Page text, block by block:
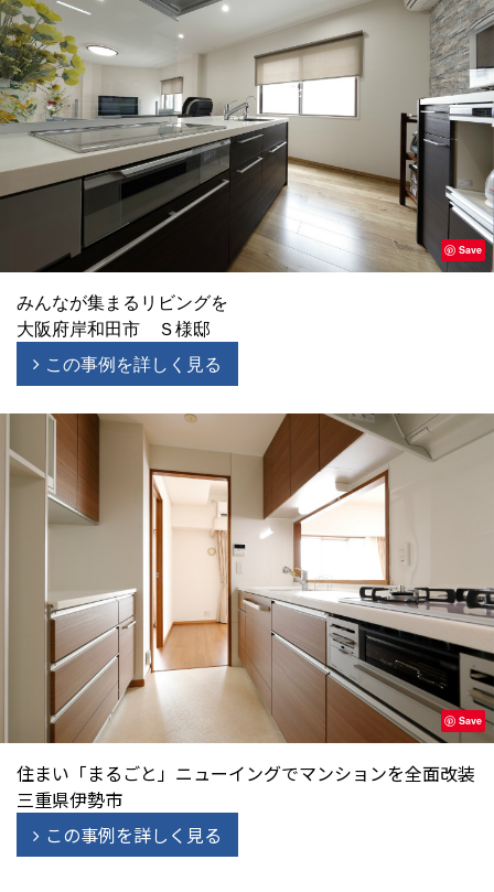
Save
みんなが集まるリビングを
大阪府岸和田市 Ｓ様邸
この事例を詳しく見る
Save
住まい「まるごと」ニューイングでマンションを全面改装
三重県伊勢市
この事例を詳しく見る